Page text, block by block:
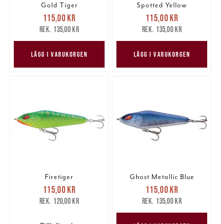
Gold Tiger
Nuvarande pris
115,00 krTidigare pris
135,00 kr
115,00 kr
135,00 kr
LÄGG I VARUKORGEN
Spotted Yellow
Nuvarande pris
115,00 krTidigare pris
135,00 kr
115,00 kr
135,00 kr
LÄGG I VARUKORGEN
Firetiger
Nuvarande pris
115,00 krTidigare pris
120,00 kr
115,00 kr
120,00 kr
Ghost Metallic Blue
Nuvarande pris
115,00 krTidigare pris
135,00 kr
115,00 kr
135,00 kr